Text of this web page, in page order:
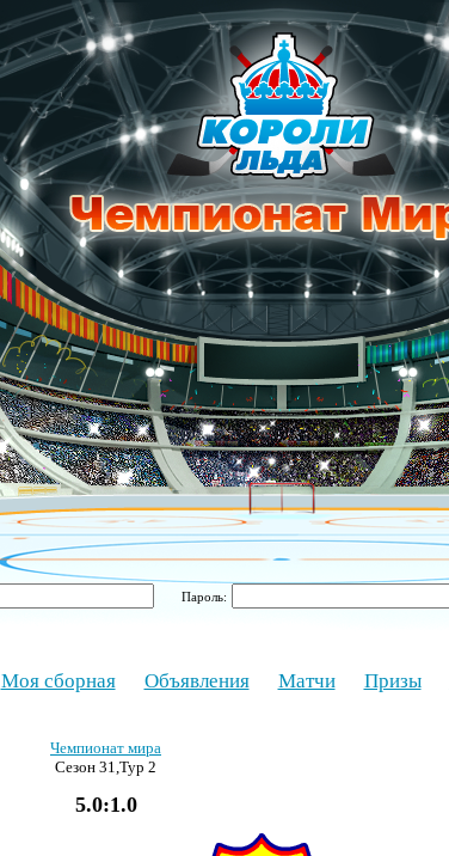
Пароль:
Моя сборная Объявления Матчи Призы
Чемпионат мира
Сезон 31,Тур 2
5.0:1.0